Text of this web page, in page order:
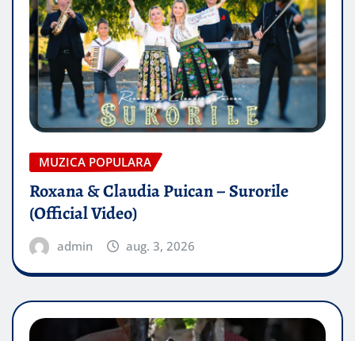
MUZICA POPULARA
Roxana & Claudia Puican – Surorile
(Official Video)
admin aug. 3, 2026